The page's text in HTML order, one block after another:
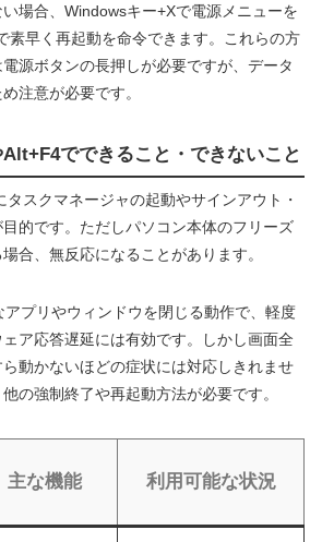
場合、Windowsキー+Xで電源メニューを
早く再起動を命令できます。これらの方
源ボタンの長押しが必要ですが、データ
注意が必要です。
でできること・できないこと
タスクマネージャの起動やサインアウト・
的です。ただしパソコン本体のフリーズ
合、無反応になることがあります。
アプリやウィンドウを閉じる動作で、軽度
ア応答遅延には有効です。しかし画面全
動かないほどの症状には対応しきれませ
の強制終了や再起動方法が必要です。
主な機能 利用可能な状況